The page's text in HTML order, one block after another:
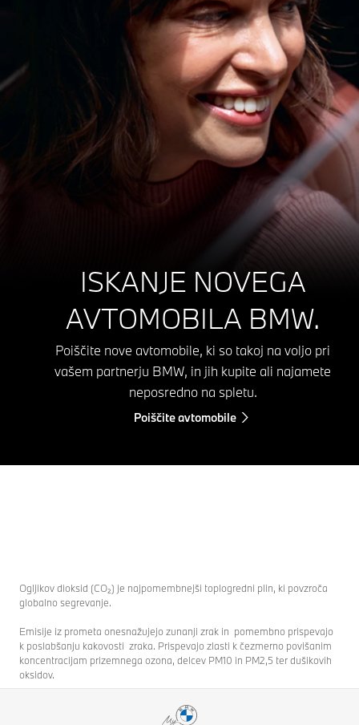
ISKANJE NOVEGA
AVTOMOBILA BMW.
Poiščite nove avtomobile, ki so takoj na voljo pri
vašem partnerju BMW, in jih kupite ali najamete
neposredno na spletu.
Poiščite avtomobile
Ogljikov dioksid (CO₂) je najpomembnejši toplogredni plin, ki povzroča
globalno segrevanje.
Emisije iz prometa onesnažujejo zunanji zrak in pomembno prispevajo
k poslabšanju kakovosti zraka. Prispevajo zlasti k čezmerno povišanim
koncentracijam prizemnega ozona, delcev PM10 in PM2,5 ter dušikovih
oksidov.